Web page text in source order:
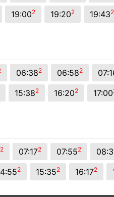
19:002 19:202 19:432
06:382 06:582
15:382 16:202 17:00
2 07:172 07:552
2 15:352 16:172